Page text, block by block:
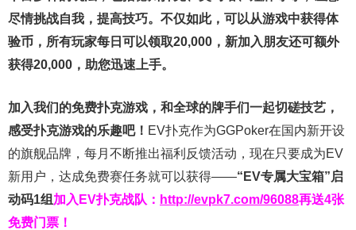
尽情挑战自我，提高技巧。不仅如此， 可以从游戏中获得体
验币，所有玩家每日可以领取20,000，新加入朋友还可额外
获得20,000，助您迅速上手。
加入我们的免费扑克游戏，和全球的牌手们一起切磋技艺，
感受扑克游戏的乐趣吧！ EV扑克作为GGPoker在国内新开设
的旗舰品牌，每月不断推出福利反馈活动，现在只要成为EV
新用户，达成免费赛任务就可以获得——“EV专属大宝箱”启
动码1组 加入EV扑克战队： http://evpk7.com/96088再送4张
免费门票！